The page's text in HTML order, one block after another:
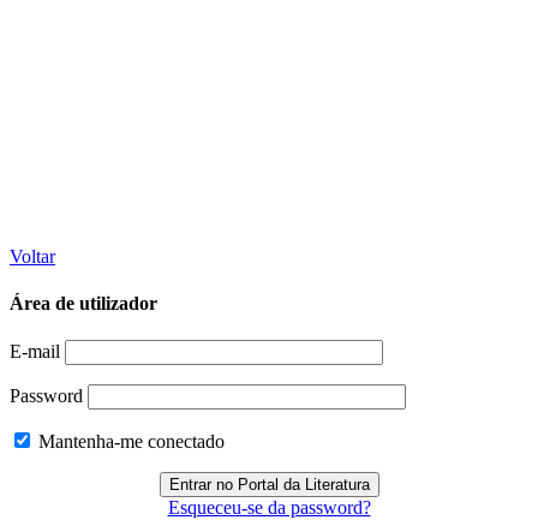
Voltar
Área de utilizador
E-mail
Password
Mantenha-me conectado
Esqueceu-se da password?